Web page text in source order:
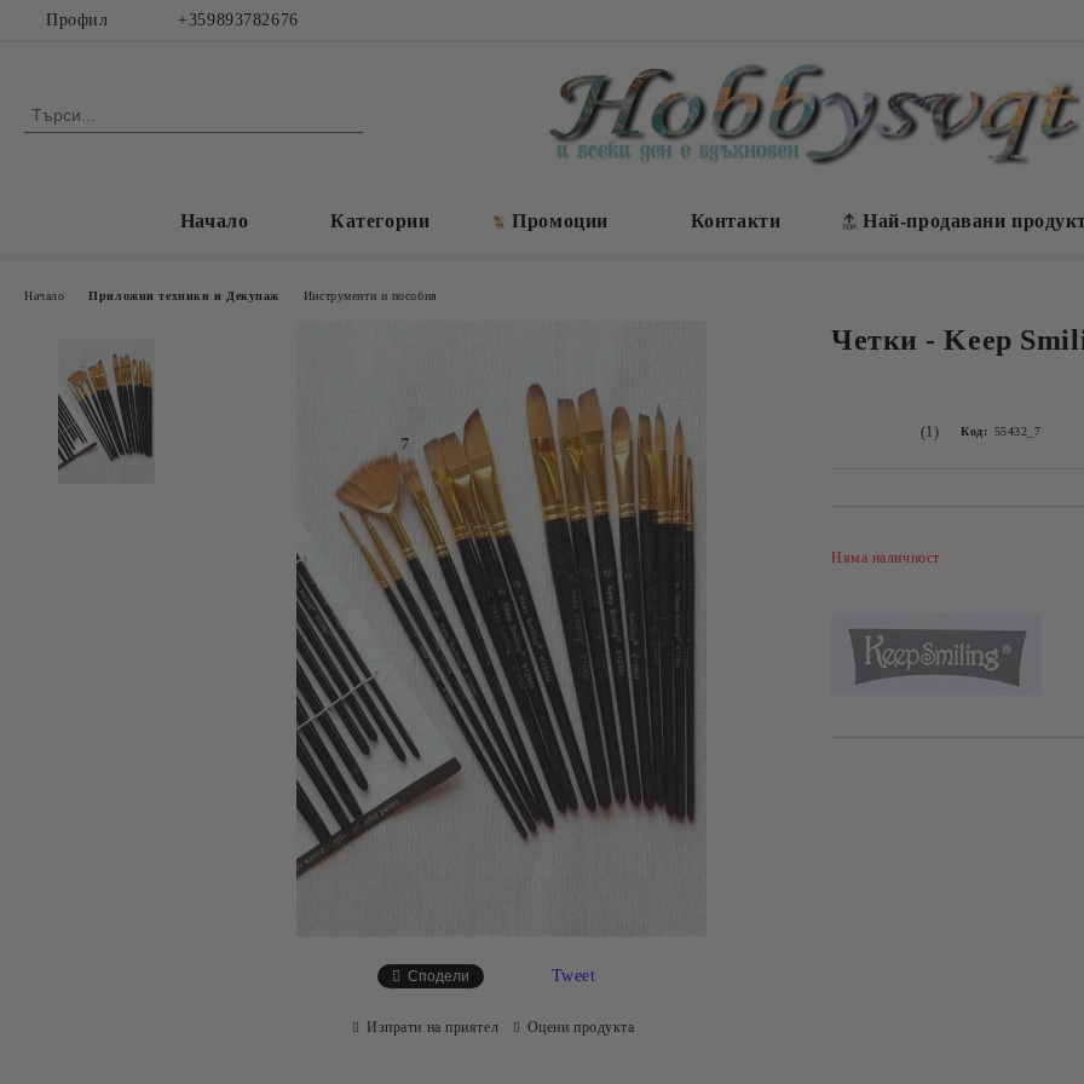
Профил +359893782676
Начало Категории Промоции Контакти Най-продавани
Начало Приложни техники и Декупаж Инструменти и пособия
Четки - Keep
(1) Код: 55432_7
Няма наличност
Сподели Tweet
Изпрати на приятел Оцени продукта